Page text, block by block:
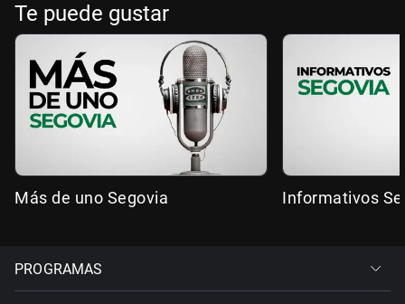
Te puede gustar
Más de uno Segovia Informativos
PROGRAMAS